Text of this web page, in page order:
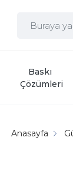
Baskı
Çözümleri
Anasayfa